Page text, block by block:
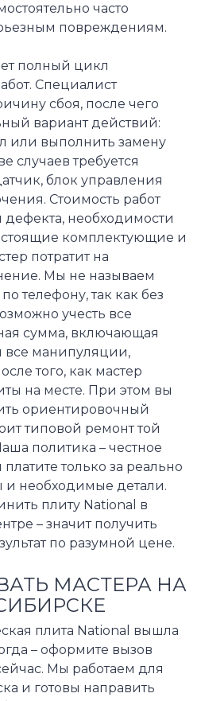
часто
повреждениям.
полный цикл
Специалист
сбоя, после чего
вариант действий:
или выполнить замену
случаев требуется
блок управления
Стоимость работ
дефекта, необходимости
комплектующие и
потратит на
Мы не называем
телефону, так как без
учесть все
сумма, включающая
все манипуляции,
того, как мастер
на месте. При этом вы
ориентировочный
типовой ремонт той
политика – честное
только за реально
необходимые детали.
плиту National в
– значит получить
по разумной цене.
МАСТЕРА НА
плита National вышла
– оформите вызов
Мы работаем для
и готовы направить